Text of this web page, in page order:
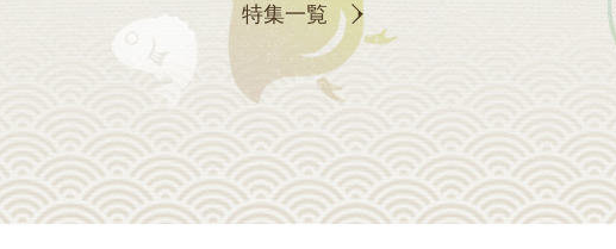
特集一覧